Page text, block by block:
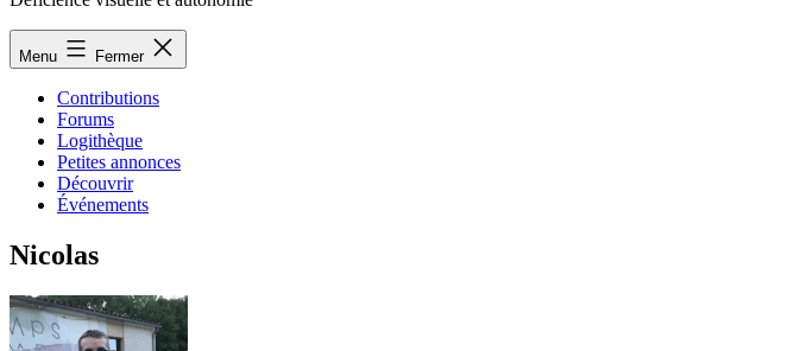
Menu Fermer
Contributions
Forums
Logithèque
Petites annonces
Découvrir
Événements
Nicolas